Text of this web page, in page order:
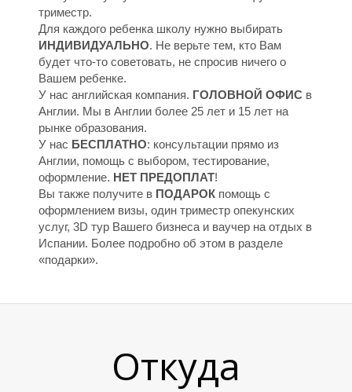
Ы
триместр.
Для каждого ребенка школу нужно выбирать
ИНДИВИДУАЛЬНО. Не верьте тем, кто Вам
будет что-то советовать, не спросив ничего о
Вашем ребенке.
У нас английская компания. ГОЛОВНОЙ ОФИС в
Англии. Мы в Англии более 25 лет и 15 лет на
рынке образования.
У нас БЕСПЛАТНО: консультации прямо из
Англии, помощь с выбором, тестирование,
оформление. НЕТ ПРЕДОПЛАТ!
Вы также получите в ПОДАРОК помощь с
оформлением визы, один триместр опекунских
услуг, 3D тур Вашего бизнеса и ваучер на отдых в
Испании. Более подробно об этом в разделе
«подарки».
Откуда
Ы